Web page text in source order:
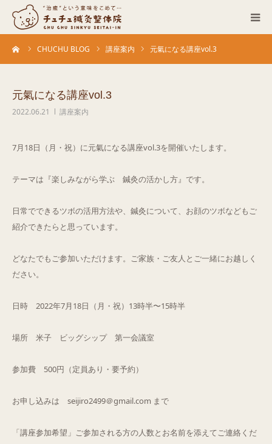
CHUCHU BLOG 講座案内 元氣になる講座vol.3
元氣になる講座vol.3
2022.06.21 講座案内
7月18日（月・祝）に元氣になる講座vol.3を開催いたします。
テーマは『楽しみながら学ぶ 鍼灸の活かし方』です。
日常でできるツボの活用方法や、鍼灸について、お顔のツボなどもご
紹介できたらと思っています。
どなたでもご参加いただけます。ご家族・ご友人とご一緒にお越しく
ださい。
日時 2022年7月18日（月・祝）13時半〜15時半
場所 米子 ビッグシップ 第一会議室
参加費 500円（定員あり・要予約）
お申し込みは seijiro2499＠gmail.com まで
「講座参加希望」ご参加される方の人数とお名前を添えてご連絡くだ
当院について
ACCESS
ブログ